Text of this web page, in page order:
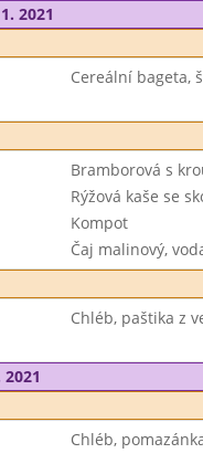
2021
Cereální bageta,
Bramborová s
Rýžová kaše se
Kompot
Čaj malinový,
Chléb, paštika z
Chléb,